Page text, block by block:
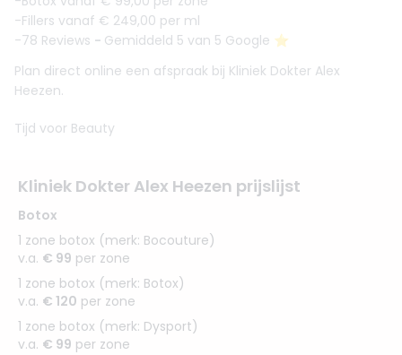
-Fillers vanaf € 249,00 per ml
-78 Reviews - Gemiddeld 5 van 5 Google ⭐️
Plan direct online een afspraak bij Kliniek Dokter Alex
Heezen.
Tijd voor Beauty
Kliniek Dokter Alex Heezen prijslijst
Botox
1 zone botox (merk: Bocouture)
v.a. € 99 per zone
1 zone botox (merk: Botox)
v.a. € 120 per zone
1 zone botox (merk: Dysport)
v.a. € 99 per zone